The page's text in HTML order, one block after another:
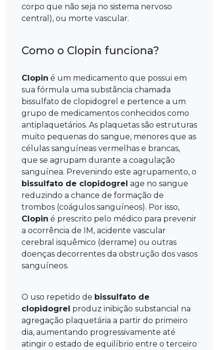
corpo que não seja no sistema nervoso
central), ou morte vascular.
Como o Clopin funciona?
Clopin é um medicamento que possui em
sua fórmula uma substância chamada
bissulfato de clopidogrel e pertence a um
grupo de medicamentos conhecidos como
antiplaquetários. As plaquetas são estruturas
muito pequenas do sangue, menores que as
células sanguíneas vermelhas e brancas,
que se agrupam durante a coagulação
sanguínea. Prevenindo este agrupamento, o
bissulfato de clopidogrel age no sangue
reduzindo a chance de formação de
trombos (coágulos sanguíneos). Por isso,
Clopin é prescrito pelo médico para prevenir
a ocorrência de IM, acidente vascular
cerebral isquêmico (derrame) ou outras
doenças decorrentes da obstrução dos vasos
sanguíneos.
O uso repetido de bissulfato de
clopidogrel produz inibição substancial na
agregação plaquetária a partir do primeiro
dia, aumentando progressivamente até
atingir o estado de equilíbrio entre o terceiro